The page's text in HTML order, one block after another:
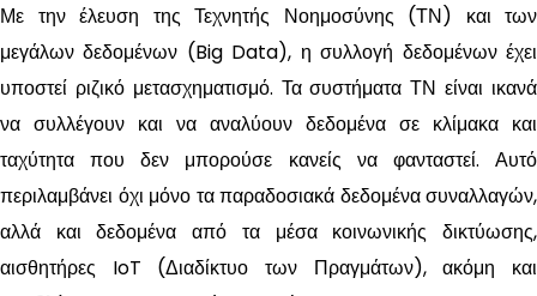
Με την έλευση της Τεχνητής Νοημοσύνης (ΤΝ) και των
μεγάλων δεδομένων (Big Data), η συλλογή δεδομένων έχει
υποστεί ριζικό μετασχηματισμό. Τα συστήματα ΤΝ είναι ικανά
να συλλέγουν και να αναλύουν δεδομένα σε κλίμακα και
ταχύτητα που δεν μπορούσε κανείς να φανταστεί. Αυτό
περιλαμβάνει όχι μόνο τα παραδοσιακά δεδομένα συναλλαγών,
αλλά και δεδομένα από τα μέσα κοινωνικής δικτύωσης,
αισθητήρες IoT (Διαδίκτυο των Πραγμάτων), ακόμη και